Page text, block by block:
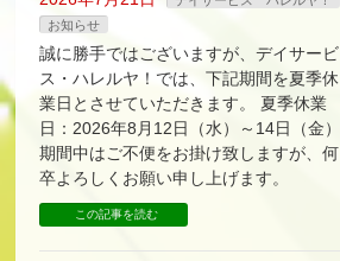
お知らせ
誠に勝手ではございますが、デイサービ
ス・ハレルヤ！では、下記期間を夏季休
業日とさせていただきます。 夏季休業
日：2026年8月12日（水）～14日（金）
期間中はご不便をお掛け致しますが、何
卒よろしくお願い申し上げます。
この記事を読む